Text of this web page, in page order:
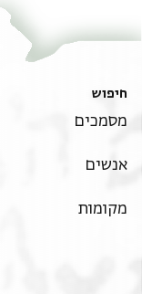
חיפוש
מסמכים
אנשים
מקומות